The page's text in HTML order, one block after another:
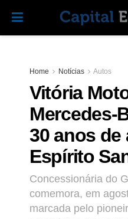
Home Notícias Autos
Vitória
Mercedes-
30 anos de
Espírito
Concessionária do
comemora, em
marcada pelo